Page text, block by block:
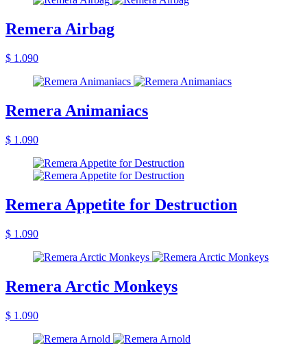
Remera Airbag
$ 1.090
Remera Animaniacs
$ 1.090
Remera Appetite for Destruction
$ 1.090
Remera Arctic Monkeys
$ 1.090